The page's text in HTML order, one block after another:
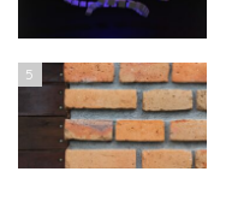
5